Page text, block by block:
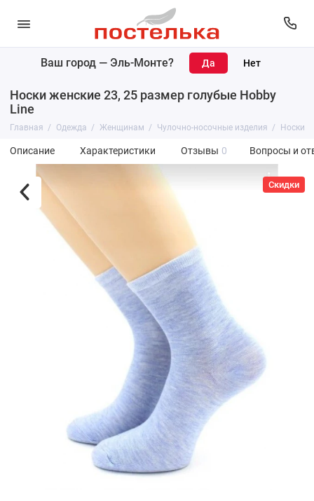
Ваш город — Эль-Монте?
Носки женские 23, 25 размер голубые Hobby
Line
Главная Одежда Женщинам Чулочно-носочные изделия Носки
Описание Характеристики Отзывы 0 Вопросы и
Скидки